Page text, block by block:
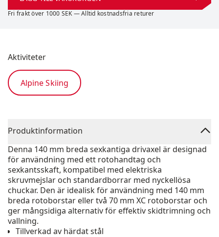
Fri frakt över 1000 SEK — Alltid kostnadsfria returer
Aktiviteter
Alpine Skiing
Produktinformation
Denna 140 mm breda sexkantiga drivaxel är designad
för användning med ett rotohandtag och
sexkantsskaft, kompatibel med elektriska
skruvmejslar och standardborrar med nyckellösa
chuckar. Den är idealisk för användning med 140 mm
breda rotoborstar eller två 70 mm XC rotoborstar och
ger mångsidiga alternativ för effektiv skidtrimning och
vallning.
Tillverkad av härdat stål